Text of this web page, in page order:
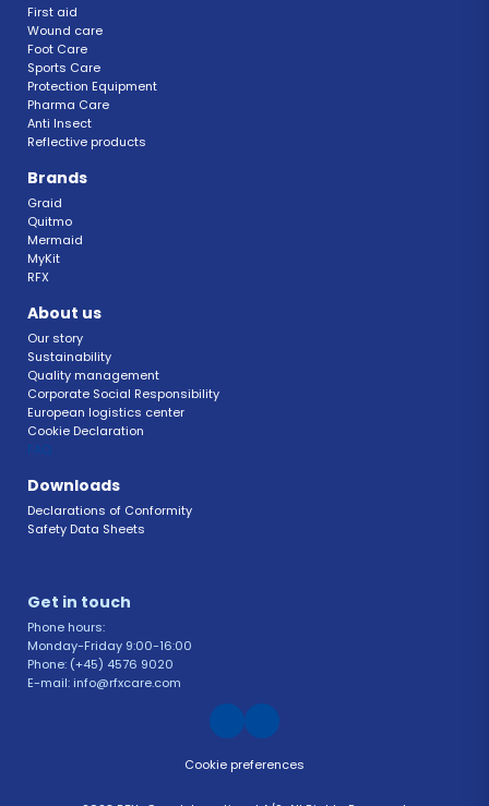
First aid
Wound care
Foot Care
Sports Care
Protection Equipment
Pharma Care
Anti Insect
Reflective products
Brands
Graid
Quitmo
Mermaid
MyKit
RFX
About us
Our story
Sustainability
Quality management
Corporate Social Responsibility
European logistics center
Cookie Declaration
FAQ
Downloads
Declarations of Conformity
Safety Data Sheets
Get in touch
Phone hours:
Monday-Friday 9:00-16:00
Phone: (+45) 4576 9020
E-mail: info@rfxcare.com
Cookie preferences